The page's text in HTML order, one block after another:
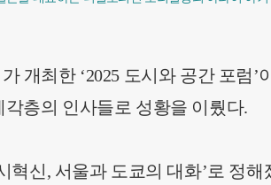
개최한 ‘2025 도시와 공간 포럼’
층의 인사들로 성황을 이뤘다.
신, 서울과 도쿄의 대화’로 정